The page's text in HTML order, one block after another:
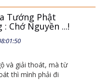
Tướng Phật
Chớ Nguyền ...!
và giải thoát, mà từ
thì mình phải đi